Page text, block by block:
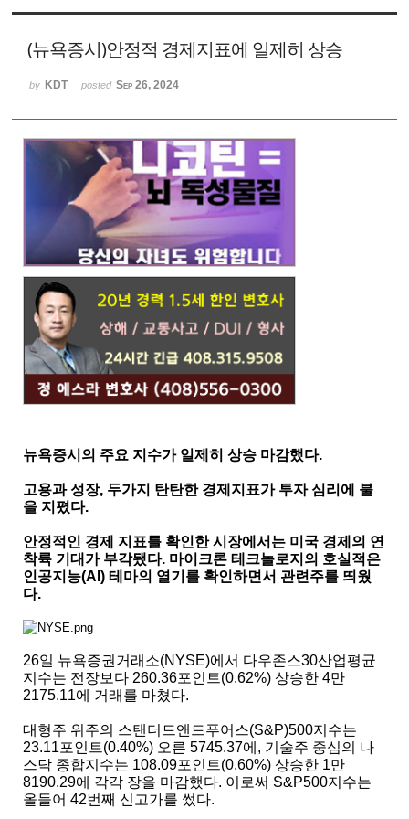
(뉴욕증시)안정적 경제지표에 일제히 상승
by KDT posted Sep 26, 2024
뉴욕증시의 주요 지수가 일제히 상승 마감했다.
고용과 성장, 두가지 탄탄한 경제지표가 투자 심리에 불
을 지폈다.
안정적인 경제 지표를 확인한 시장에서는 미국 경제의 연
착륙 기대가 부각됐다. 마이크론 테크놀로지의 호실적은
인공지능(AI) 테마의 열기를 확인하면서 관련주를 띄웠
다.
26일 뉴욕증권거래소(NYSE)에서 다우존스30산업평균
지수는 전장보다 260.36포인트(0.62%) 상승한 4만
2175.11에 거래를 마쳤다.
대형주 위주의 스탠더드앤드푸어스(S&P)500지수는
23.11포인트(0.40%) 오른 5745.37에, 기술주 중심의 나
스닥 종합지수는 108.09포인트(0.60%) 상승한 1만
8190.29에 각각 장을 마감했다. 이로써 S&P500지수는
올들어 42번째 신고가를 썼다.
스케치북5
스케치북5